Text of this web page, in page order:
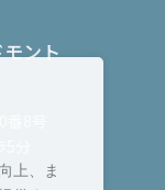
ント
8号
上、ま